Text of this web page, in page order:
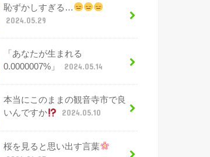
恥ずかしすぎる…
2024.05.29
「あなたが生まれる
0.0000007%」
2024.05.14
本当にこのままの観音寺市で良
いんですか
2024.05.10
桜を見ると思い出す言葉